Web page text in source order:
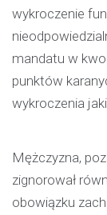
wykroczenie
mandatu w
punktów
wykroczenia
Mężczyzna,
zignorował
obowiązku